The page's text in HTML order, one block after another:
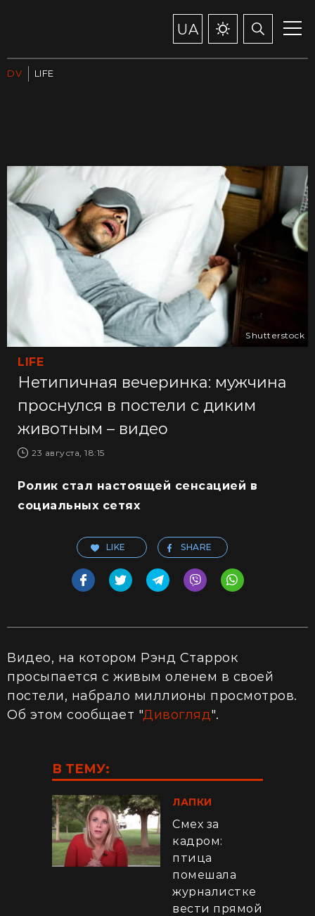
UA
DV LIFE
LIFE
Нетипичная вечеринка: мужчина
проснулся в постели с диким
животным – видео
23 августа, 18:15
Shutterstock
Ролик стал настоящей сенсацией в
социальных сетях
LIKE SHARE
Видео, на котором Рэнд Старрок
просыпается с живым оленем в своей
постели, набрало миллионы просмотров.
Об этом сообщает "Дивогляд".
В ТЕМУ:
ЛАПКИ
Смех за
кадром:
птица
помешала
журналистке
вести прямой